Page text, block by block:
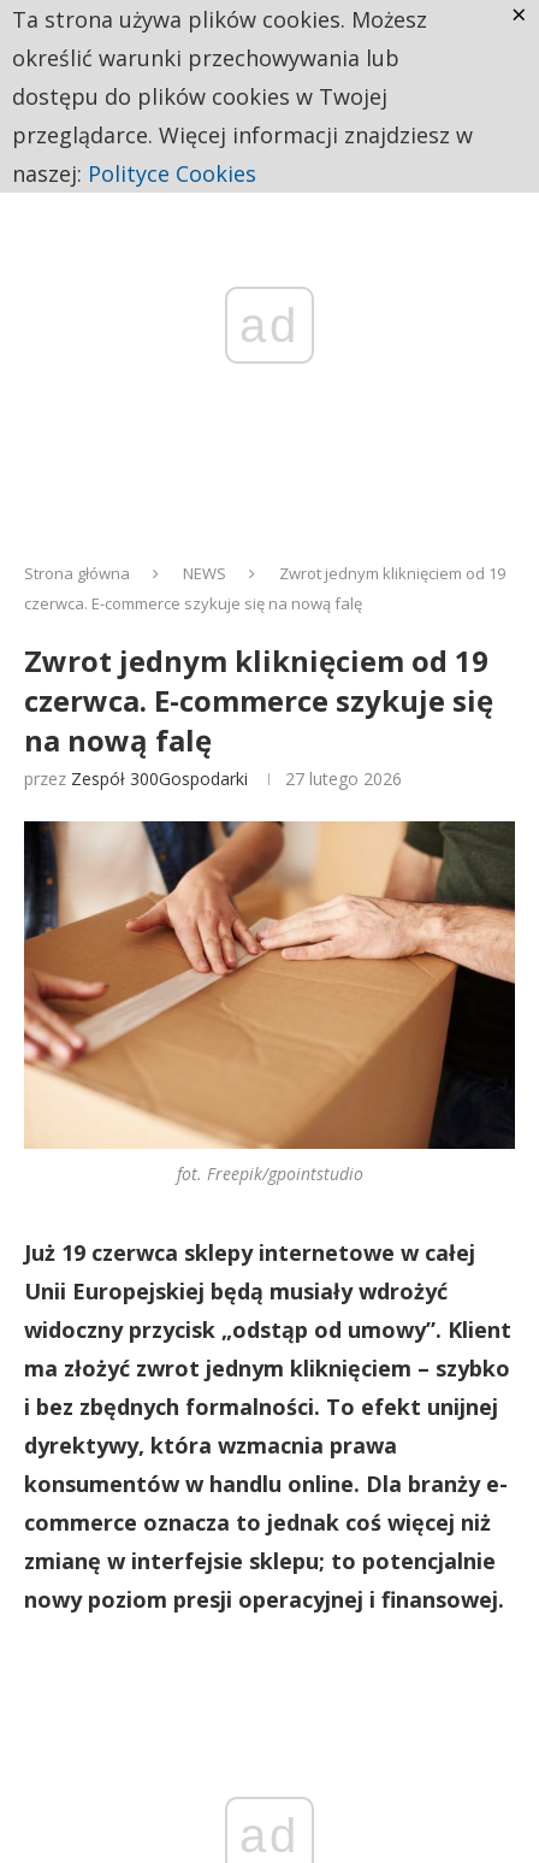
ad
Strona główna NEWS
Zwrot jednym kliknięciem od 19
czerwca. E-commerce szykuje się na nową falę
Zwrot jednym kliknięciem od 19
czerwca. E-commerce szykuje się
na nową falę
przez Zespół 300Gospodarki 27 lutego 2026
fot. Freepik/gpointstudio
Już 19 czerwca sklepy internetowe w całej
Unii Europejskiej będą musiały wdrożyć
widoczny przycisk „odstąp od umowy”. Klient
ma złożyć zwrot jednym kliknięciem – szybko
i bez zbędnych formalności. To efekt unijnej
dyrektywy, która wzmacnia prawa
konsumentów w handlu online. Dla branży e-
commerce oznacza to jednak coś więcej niż
zmianę w interfejsie sklepu; to potencjalnie
nowy poziom presji operacyjnej i finansowej.
ad
Ta strona używa plików cookies. Możesz
określić warunki przechowywania lub
dostępu do plików cookies w Twojej
przeglądarce. Więcej informacji znajdziesz w
naszej: Polityce Cookies
×